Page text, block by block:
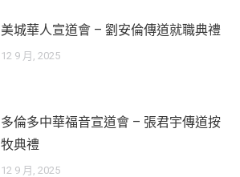
美城華人宣道會 – 劉安倫傳道就職典禮
12 9 月, 2025
多倫多中華福音宣道會 – 張君宇傳道按
牧典禮
12 9 月, 2025